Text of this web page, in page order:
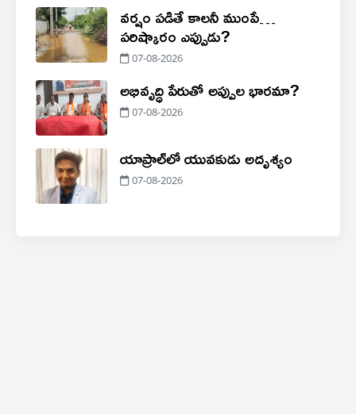
వర్షం పడితే కాలనీ ముంపే…
పరిష్కారం ఎప్పుడు?
07-08-2026
అభివృద్ధి పేరుతో అప్పుల భారమా?
07-08-2026
యాప్రాల్‌లో యువకుడు అదృశ్యం
07-08-2026